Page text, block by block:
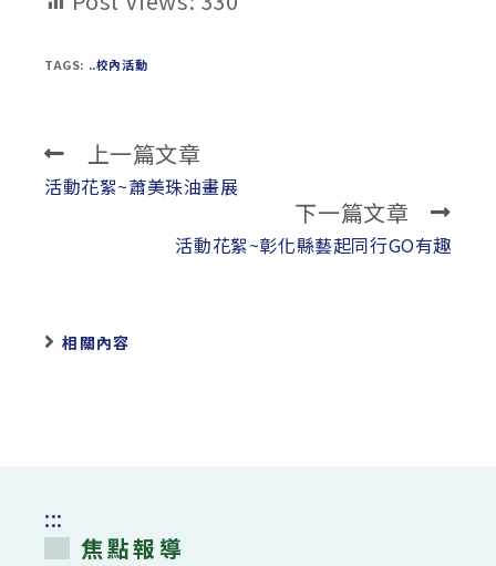
TAGS: ..校內活動
Read
more
上一篇文章
活動花絮~蕭美珠油畫展
下一篇文章
活動花絮~彰化縣藝起同行GO有趣
相關內容
:::
焦點報導